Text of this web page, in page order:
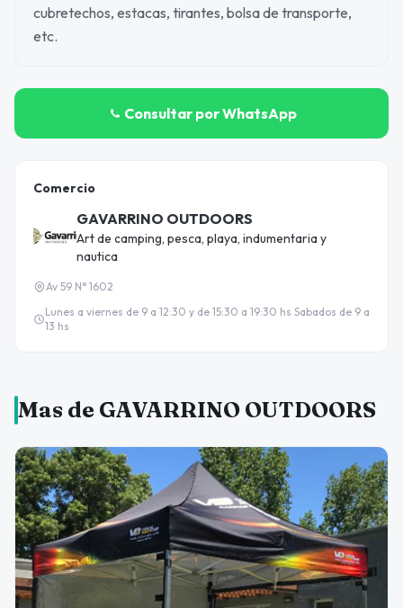
cubretechos, estacas, tirantes, bolsa de transporte,
etc.
Consultar por WhatsApp
Comercio
GAVARRINO OUTDOORS
Art de camping, pesca, playa, indumentaria y
nautica
Av 59 N° 1602
Lunes a viernes de 9 a 12:30 y de 15:30 a 19:30 hs Sabados de 9 a
13 hs
Mas de GAVARRINO OUTDOORS